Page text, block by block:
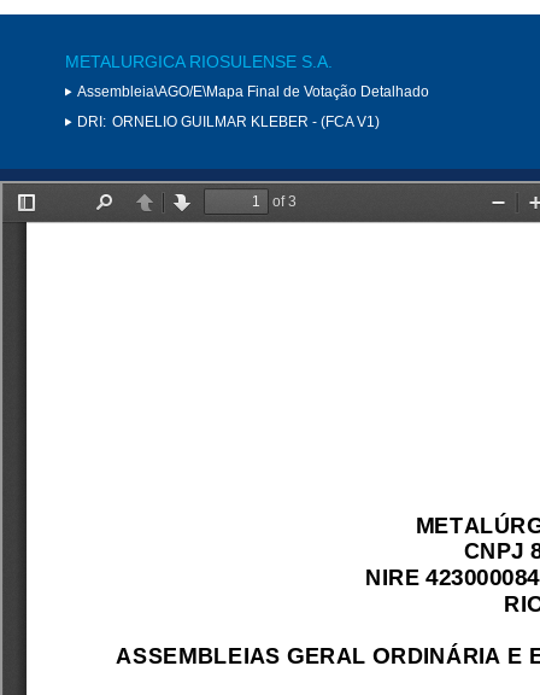
METALURGICA RIOSULENSE S.A.
Assembleia\AGO/E\Mapa Final de Votação Detalhado
DRI: ORNELIO GUILMAR KLEBER - (FCA V1)